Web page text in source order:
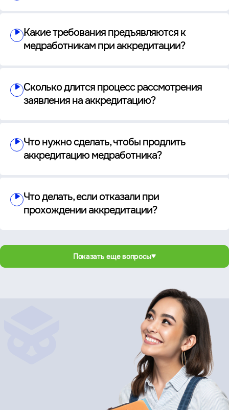
Какие требования предъявляются к
медработникам при аккредитации?
Сколько длится процесс рассмотрения
заявления на аккредитацию?
Что нужно сделать, чтобы продлить
аккредитацию медработника?
Что делать, если отказали при
прохождении аккредитации?
Показать еще вопросы